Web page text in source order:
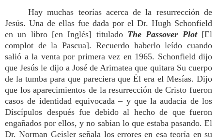
Hay muchas teorías acerca de la resurrección de
Jesús. Una de ellas fue dada por el Dr. Hugh Schonfield
en un libro [en Inglés] titulado The Passover Plot[El
complot de la Pascua]. Recuerdo haberlo leído cuando
salió a la venta por primera vez en 1965. Schonfield dijo
que Jesús le dijo a José de Arimatea que quitara Su cuerpo
de la tumba para que pareciera que Él era el Mesías. Dijo
que los aparecimientos de la resurrección de Cristo fueron
casos de identidad equivocada – y que la audacia de los
Discípulos después fue debido al hecho de que fueron
engañados por ellos, y no sabían lo que estaba pasando. El
Dr. Norman Geisler señala los errores en esa teoría en su